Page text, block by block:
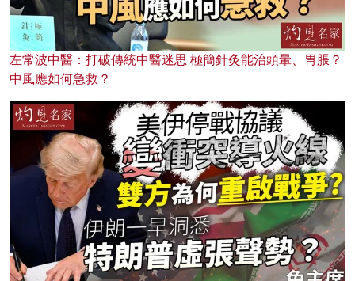
左常波中醫：打破傳統中醫迷思 極簡針灸能治頭暈、胃脹？
中風應如何急救？